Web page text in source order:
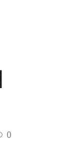
0